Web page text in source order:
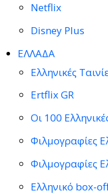
Netflix
Disney Plus
ΕΛΛΑΔΑ
Ελληνικές
Ertflix GR
Οι 100
Φιλμογραφίες
Φιλμογραφίες
Ελληνικό box-